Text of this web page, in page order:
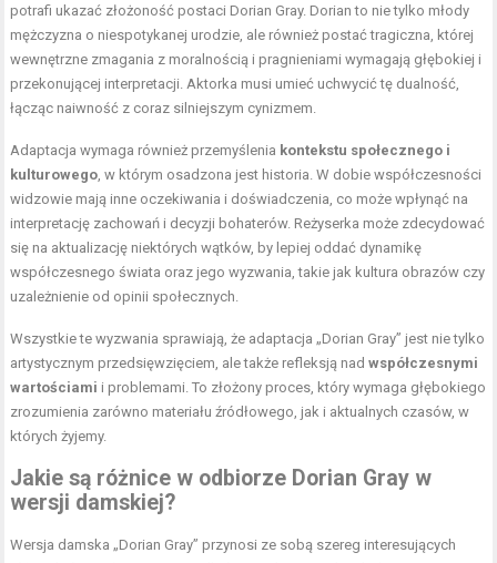
potrafi ukazać złożoność postaci Dorian Gray. Dorian to nie tylko młody
mężczyzna o niespotykanej urodzie, ale również postać tragiczna, której
wewnętrzne zmagania z moralnością i pragnieniami wymagają głębokiej i
przekonującej interpretacji. Aktorka musi umieć uchwycić tę dualność,
łącząc naiwność z coraz silniejszym cynizmem.
Adaptacja wymaga również przemyślenia kontekstu społecznego i
kulturowego , w którym osadzona jest historia. W dobie współczesności
widzowie mają inne oczekiwania i doświadczenia, co może wpłynąć na
interpretację zachowań i decyzji bohaterów. Reżyserka może zdecydować
się na aktualizację niektórych wątków, by lepiej oddać dynamikę
współczesnego świata oraz jego wyzwania, takie jak kultura obrazów czy
uzależnienie od opinii społecznych.
Wszystkie te wyzwania sprawiają, że adaptacja „Dorian Gray” jest nie tylko
artystycznym przedsięwzięciem, ale także refleksją nadwspółczesnymi
wartościami i problemami. To złożony proces, który wymaga głębokiego
zrozumienia zarówno materiału źródłowego, jak i aktualnych czasów, w
których żyjemy.
Jakie są różnice w odbiorze Dorian Gray w
wersji damskiej?
Wersja damska „Dorian Gray” przynosi ze sobą szereg interesujących